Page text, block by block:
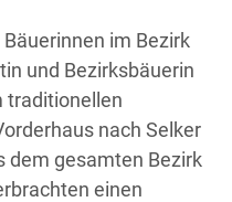
im Bezirk
und Bezirksbäuerin
traditionellen
nach Selker
dem gesamten Bezirk
einen